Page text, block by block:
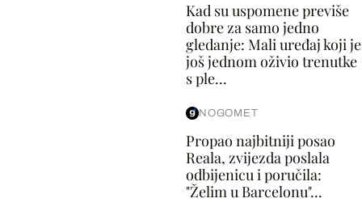
Kad su uspomene previše
dobre za samo jedno
gledanje: Mali uređaj koji je
još jednom oživio trenutke
s ple...
NOGOMET
Propao najbitniji posao
Reala, zvijezda poslala
odbijenicu i poručila:
"Želim u Barcelonu"...